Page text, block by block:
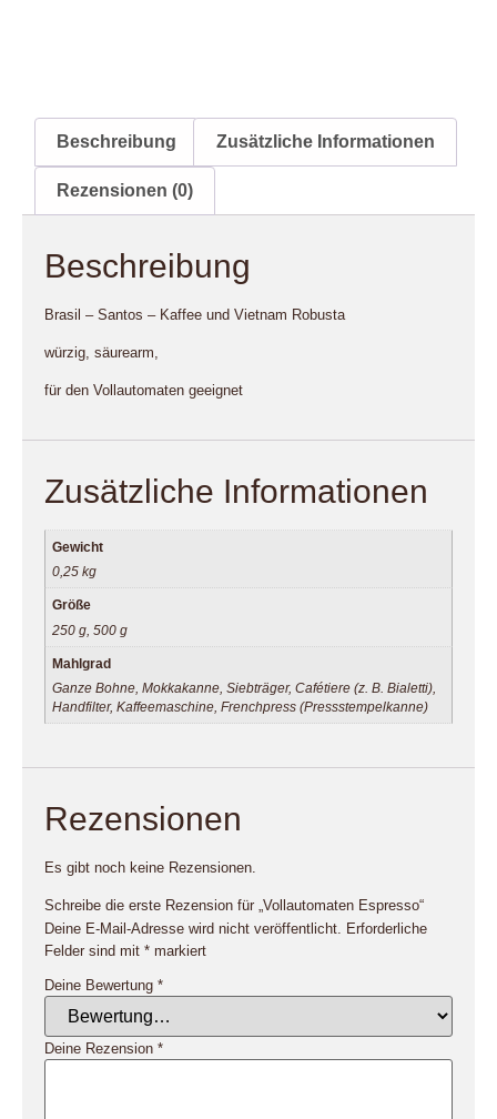
Beschreibung Zusätzliche Informationen
Rezensionen (0)
Beschreibung
Brasil – Santos – Kaffee und Vietnam Robusta
würzig, säurearm,
für den Vollautomaten geeignet
Zusätzliche Informationen
Gewicht
0,25 kg
Größe
250 g, 500 g
Mahlgrad
Ganze Bohne, Mokkakanne, Siebträger, Cafétiere (z. B. Bialetti),
Handfilter, Kaffeemaschine, Frenchpress (Pressstempelkanne)
Rezensionen
Es gibt noch keine Rezensionen.
Schreibe die erste Rezension für „Vollautomaten Espresso“
Deine E-Mail-Adresse wird nicht veröffentlicht. Erforderliche
Felder sind mit * markiert
Deine Bewertung *
Deine Rezension *